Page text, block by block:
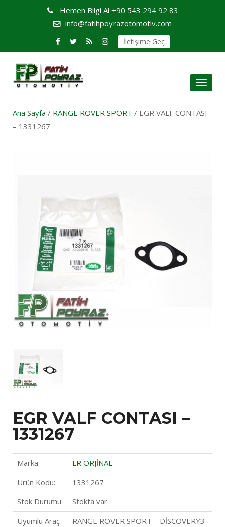
Hemen Bilgi Al +90 543 294 92 83
info@fatihpoyrazotomotiv.com
İletişime Geç
Toggle
Ana Sayfa / RANGE ROVER SPORT / EGR VALF CONTASI
– 1331267
EGR VALF CONTASI –
1331267
Marka:
LR ORJİNAL
Ürün Kodu:
1331267
Stok Durumu:
Stokta var
Uyumlu Araç
RANGE ROVER SPORT – DİSCOVERY3